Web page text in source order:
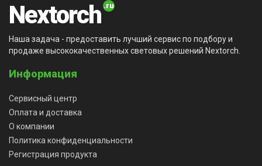
Nextorch
Наша задача - предоставить лучший сервис по подбору и
продаже высококачественных световых решений Nextorch.
Информация
Сервисный центр
Оплата и доставка
О компании
Политика конфиденциальности
Регистрация продукта